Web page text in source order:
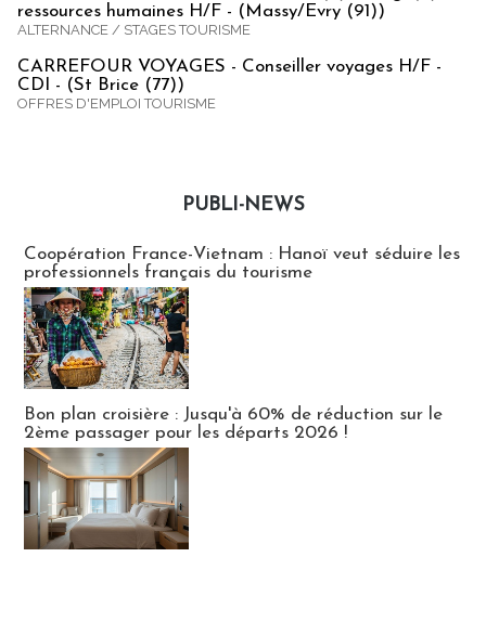
ressources humaines H/F - (Massy/Evry (91))
ALTERNANCE / STAGES TOURISME
CARREFOUR VOYAGES - Conseiller voyages H/F -
CDI - (St Brice (77))
OFFRES D'EMPLOI TOURISME
PUBLI-NEWS
Coopération France-Vietnam : Hanoï veut séduire les
professionnels français du tourisme
Bon plan croisière : Jusqu'à 60% de réduction sur le
2ème passager pour les départs 2026 !